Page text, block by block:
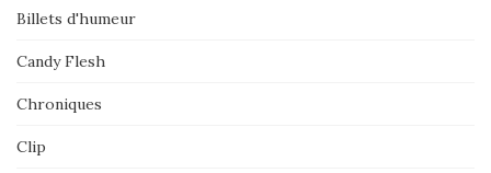
Billets d'humeur
Candy Flesh
Chroniques
Clip